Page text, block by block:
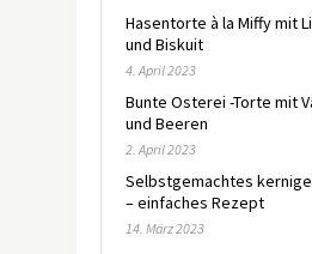
Hasentorte à la Miffy mit
und Biskuit
4. April 2023
Bunte Osterei -Torte mit
und Beeren
2. April 2023
Selbstgemachtes
– einfaches Rezept
14. März 2023